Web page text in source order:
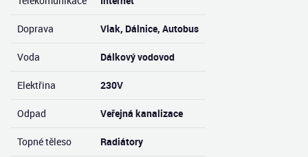
Doprava Vlak, Dálnice, Autobus
Voda Dálkový vodovod
Elektřina 230V
Odpad Veřejná kanalizace
Topné těleso Radiátory